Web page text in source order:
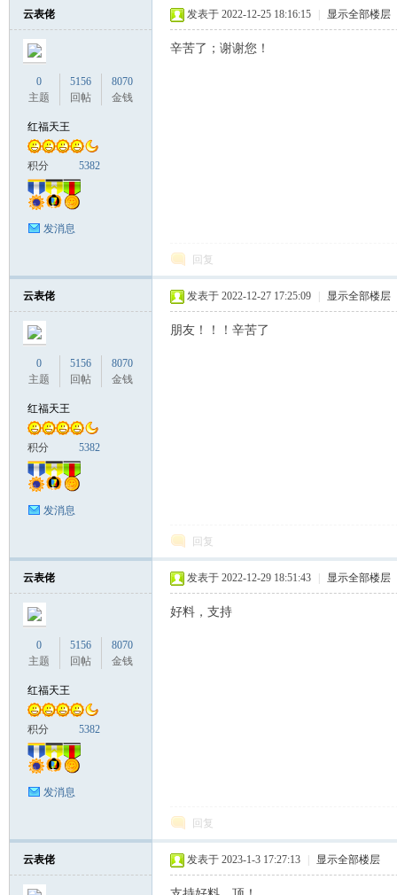
云表佬
0
主题
5156
回帖
8070
金钱
红福天王
积分 5382
发消息
发表于 2022-12-25 18:16:15 显示全部楼层
辛苦了；谢谢您！
回复
云表佬
0
主题
5156
回帖
8070
金钱
红福天王
积分 5382
发消息
发表于 2022-12-27 17:25:09 显示全部楼层
朋友！！！辛苦了
回复
云表佬
0
主题
5156
回帖
8070
金钱
红福天王
积分 5382
发消息
发表于 2022-12-29 18:51:43 显示全部楼层
好料，支持
回复
云表佬 发表于 2023-1-3 17:27:13 显示全部楼层